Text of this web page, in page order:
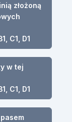
złożoną
C1, D1
w tej
C1, D1